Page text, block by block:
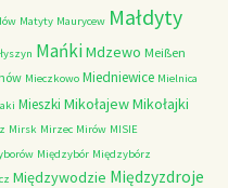
Matyty Maurycew Małdyty
MańkiMdzewo Meißen
Mieczkowo Miedniewice Mielnica
Mieszki MikołajewMikołajki
Mirsk Mirzec Mirów MISIE
Międzybór Międzybórz
Międzywodzie Międzyzdroje